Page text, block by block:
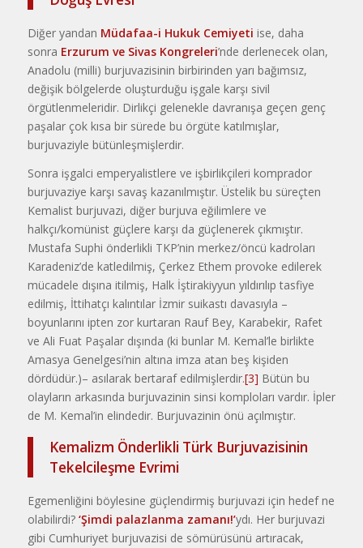
Diğer yandan Müdafaa-i Hukuk Cemiyeti ise, daha
sonra Erzurum ve Sivas Kongreleri’nde derlenecek olan,
Anadolu (milli) burjuvazisinin birbirinden yarı bağımsız,
değişik bölgelerde oluşturduğu işgale karşı sivil
örgütlenmeleridir. Dirlikçi gelenekle davranışa geçen genç
paşalar çok kısa bir sürede bu örgüte katılmışlar,
burjuvaziyle bütünleşmişlerdir.
Sonra işgalci emperyalistlere ve işbirlikçileri komprador
burjuvaziye karşı savaş kazanılmıştır. Üstelik bu süreçten
Kemalist burjuvazi, diğer burjuva eğilimlere ve
halkçı/komünist güçlere karşı da güçlenerek çıkmıştır.
Mustafa Suphi önderlikli TKP’nin merkez/öncü kadroları
Karadeniz’de katledilmiş, Çerkez Ethem provoke edilerek
mücadele dışına itilmiş, Halk İştirakiyyun yıldırılıp tasfiye
edilmiş, İttihatçı kalıntılar İzmir suikastı davasıyla –
boyunlarını ipten zor kurtaran Rauf Bey, Karabekir, Rafet
ve Ali Fuat Paşalar dışında (ki bunlar M. Kemal’le birlikte
Amasya Genelgesi’nin altına imza atan beş kişiden
dördüdür.)– asılarak bertaraf edilmişlerdir.[3] Bütün bu
olayların arkasında burjuvazinin sinsi komploları vardır. İpler
de M. Kemal’in elindedir. Burjuvazinin önü açılmıştır.
Kemalizm Önderlikli Türk Burjuvazisinin
Tekelcileşme Evrimi
Egemenliğini böylesine güçlendirmiş burjuvazi için hedef ne
olabilirdi? ‘Şimdi palazlanma zamanı!’ydı. Her burjuvazi
gibi Cumhuriyet burjuvazisi de sömürüsünü artıracak,